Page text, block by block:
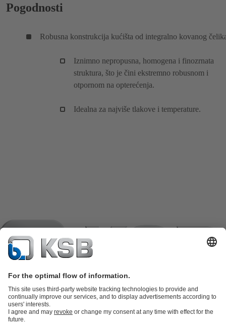
Pogodnosti
Robusna konstrukcija kućišta od integralno kovanog
Iznimno nepropusna, homogena i finozrnata
struktura, što je čini ekstremno robusnom i
otpornom na opterećenja.
Idealna za najviše tlakove i temperature.